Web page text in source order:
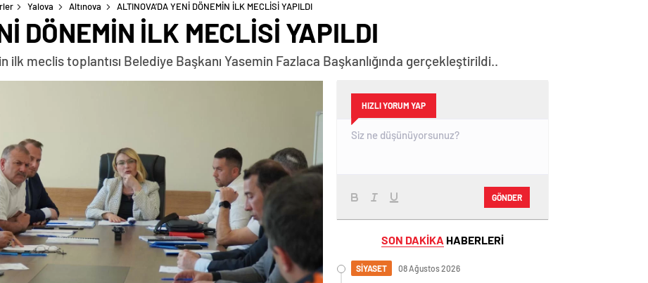
Yalova Altınova ALTINOVA’DA YENİ DÖNEMİN İLK MECLİSİ YAPILDI
DÖNEMİN İLK MECLİSİ YAPILDI
ilk meclis toplantısı Belediye Başkanı Yasemin Fazlaca Başkanlığında gerçekleştirildi..
HIZLI YORUM YAP
GÖNDER
SON DAKİKA HABERLERİ
SİYASET 08 Ağustos 2026